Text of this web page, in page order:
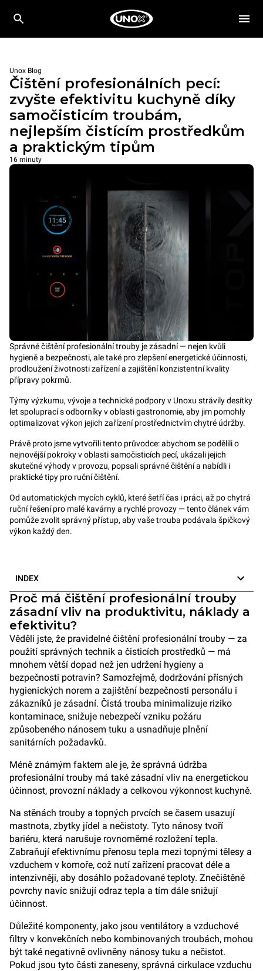
Unox Blog
Čištění profesionálních pecí:
zvyšte efektivitu kuchyně díky
samočisticím troubám,
nejlepším čistícím prostředkům
a praktickým tipům
16 minuty
Správné čištění profesionální trouby je zásadní — nejen kvůli
hygieně a bezpečnosti, ale také pro zlepšení energetické účinnosti,
prodloužení životnosti zařízení a zajištění konzistentní kvality
přípravy pokrmů.
Týmy výzkumu, vývoje a technické podpory v Unoxu strávily desítky
let spoluprací s odborníky v oblasti gastronomie, aby jim pomohly
optimalizovat výkon jejich zařízení prostřednictvím chytré údržby.
Právě proto jsme vytvořili tento průvodce: abychom se podělili o
nejnovější pokroky v oblasti samočisticích pecí, ukázali jejich
skutečné výhody v provozu, popsali správné čištění a nabídli i
praktické tipy pro ruční čištění.
Od automatických mycích cyklů, které šetří čas i práci, až po chytrá
ruční řešení pro malé kavárny a rychlé provozy — tento článek vám
pomůže zvolit správný přístup, aby vaše trouba podávala špičkový
výkon každý den.
INDEX
Proč má čištění profesionální trouby
zásadní vliv na produktivitu, náklady a
efektivitu?
Věděli jste, že pravidelné čištění profesionální trouby — za
použití správných technik a čisticích prostředků — má
mnohem větší dopad než jen udržení hygieny a
bezpečnosti potravin? Samozřejmě, dodržování přísných
hygienických norem a zajištění bezpečnosti personálu i
zákazníků je zásadní. Čistá trouba minimalizuje riziko
kontaminace, snižuje nebezpečí vzniku požáru
způsobeného nánosem tuku a usnadňuje plnění
sanitárních požadavků.
Méně známým faktem ale je, že správná údržba
profesionální trouby má také zásadní vliv na energetickou
účinnost, provozní náklady a celkovou výkonnost kuchyně.
Na stěnách trouby a topných prvcích se časem usazují
mastnota, zbytky jídel a nečistoty. Tyto nánosy tvoří
bariéru, která narušuje rovnoměrné rozložení tepla.
Zabraňují efektivnímu přenosu tepla mezi topnými tělesy a
vzduchem v komoře, což nutí zařízení pracovat déle a
intenzivněji, aby dosáhlo požadované teploty. Znečištěné
povrchy navíc snižují odraz tepla a tím dále snižují
účinnost.
Důležité komponenty, jako jsou ventilátory a vzduchové
filtry v konvekčních nebo kombinovaných troubách, mohou
být také negativně ovlivněny nánosy tuku a nečistot.
Pokud jsou tyto části zaneseny, správná cirkulace vzduchu